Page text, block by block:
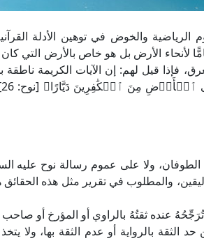
والخوض في توهين الأدلة
لأنحاء الأرض بل هو خاص بالأرض التي كان
فإذا قيل لهم: إن الآيات الكريمة ناطقة
ولا على عموم رسالة نوح عليه
والمطلوب في تقرير مثل هذه الحقائق
عنده ثقتُهُ بالراوي أو المؤرخ أو صاحب
بالرواية أو عدم الثقة بها، ولا